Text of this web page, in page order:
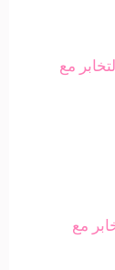
بـ«التخابر مع
مع